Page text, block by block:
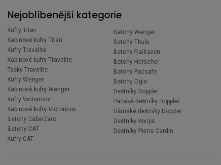
Nejoblíbenější kategorie
Kufry Titan
Kabinové kufry Titan
Kufry Travelite
Kabinové kufry Travelite
Tašky Travelite
Kufry Wenger
Kabinové kufry Wenger
Kufry Victorinox
Kabinové kufry Victorinox
Batohy CabinZero
Batohy CAT
Kufry CAT
Batohy Wenger
Batohy Thule
Batohy Fjallraven
Batohy Herschel
Batohy Pacsafe
Batohy Ogio
Deštníky Doppler
Pánské deštníky Doppler
Dámské deštníky Doppler
Deštníky Knirps
Deštníky Pierre Cardin